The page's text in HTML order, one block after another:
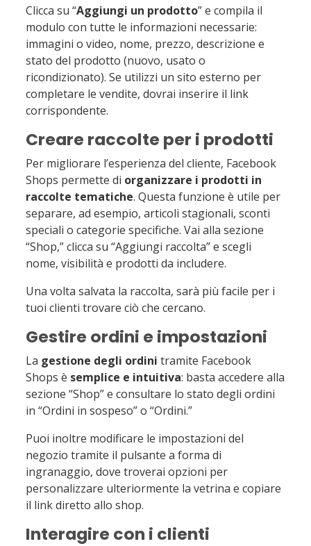
Clicca su “Aggiungi un prodotto” e compila il
modulo con tutte le informazioni necessarie:
immagini o video, nome, prezzo, descrizione e
stato del prodotto (nuovo, usato o
ricondizionato). Se utilizzi un sito esterno per
completare le vendite, dovrai inserire il link
corrispondente.
Creare raccolte per i prodotti
Per migliorare l’esperienza del cliente, Facebook
Shops permette di organizzare i prodotti in
raccolte tematiche. Questa funzione è utile per
separare, ad esempio, articoli stagionali, sconti
speciali o categorie specifiche. Vai alla sezione
“Shop,” clicca su “Aggiungi raccolta” e scegli
nome, visibilità e prodotti da includere.
Una volta salvata la raccolta, sarà più facile per i
tuoi clienti trovare ciò che cercano.
Gestire ordini e impostazioni
La gestione degli ordini tramite Facebook
Shops è semplice e intuitiva: basta accedere alla
sezione “Shop” e consultare lo stato degli ordini
in “Ordini in sospeso” o “Ordini.”
Puoi inoltre modificare le impostazioni del
negozio tramite il pulsante a forma di
ingranaggio, dove troverai opzioni per
personalizzare ulteriormente la vetrina e copiare
il link diretto allo shop.
Interagire con i clienti